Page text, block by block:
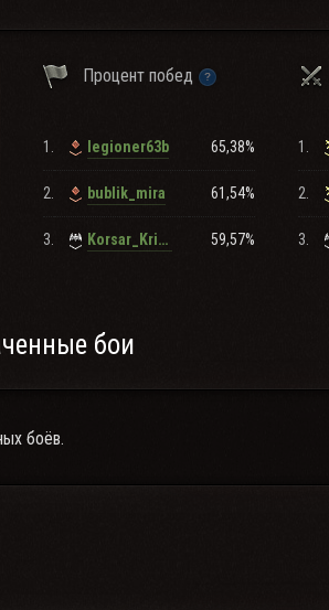
Процент побед
1. legioner63b 65,38%
2. bublik_mira 61,54%
3. Korsar_Krimea 59,57%
1.
2.
3.
бои
боёв.